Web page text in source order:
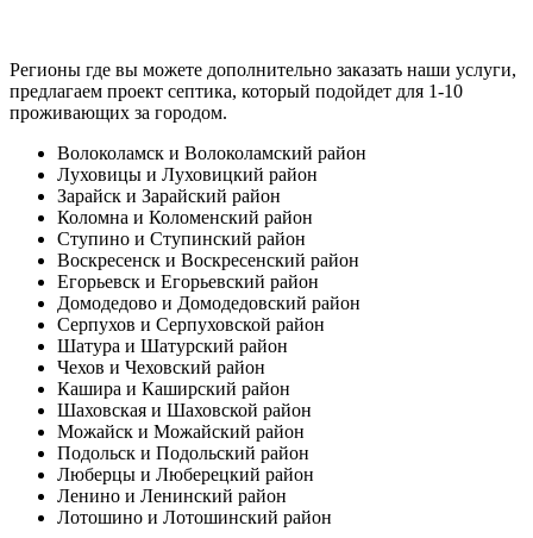
Регионы где вы можете дополнительно заказать наши услуги,
предлагаем проект септика, который подойдет для 1-10
проживающих за городом.
Волоколамск и Волоколамский район
Луховицы и Луховицкий район
Зарайск и Зарайский район
Коломна и Коломенский район
Ступино и Ступинский район
Воскресенск и Воскресенский район
Егорьевск и Егорьевский район
Домодедово и Домодедовский район
Серпухов и Серпуховской район
Шатура и Шатурский район
Чехов и Чеховский район
Кашира и Каширский район
Шаховская и Шаховской район
Можайск и Можайский район
Подольск и Подольский район
Люберцы и Люберецкий район
Ленино и Ленинский район
Лотошино и Лотошинский район